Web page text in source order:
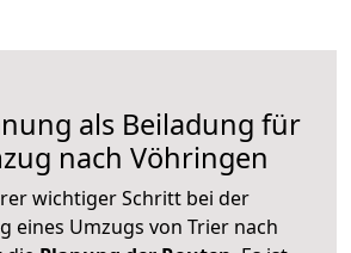
als Beiladung für
nach Vöhringen
wichtiger Schritt bei der
eines Umzugs von Trier nach